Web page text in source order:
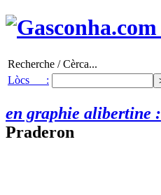
Recherche / Cèrca...
Lòcs :
en graphie alibertine :
Praderon